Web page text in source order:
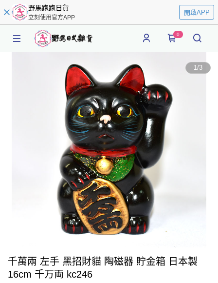
野馬跑跑日貨
立刻使用官方APP
開啟APP
0
1/3
千萬兩 左手 黑招財貓 陶磁器 貯金箱 日本製
16cm 千万両 kc246